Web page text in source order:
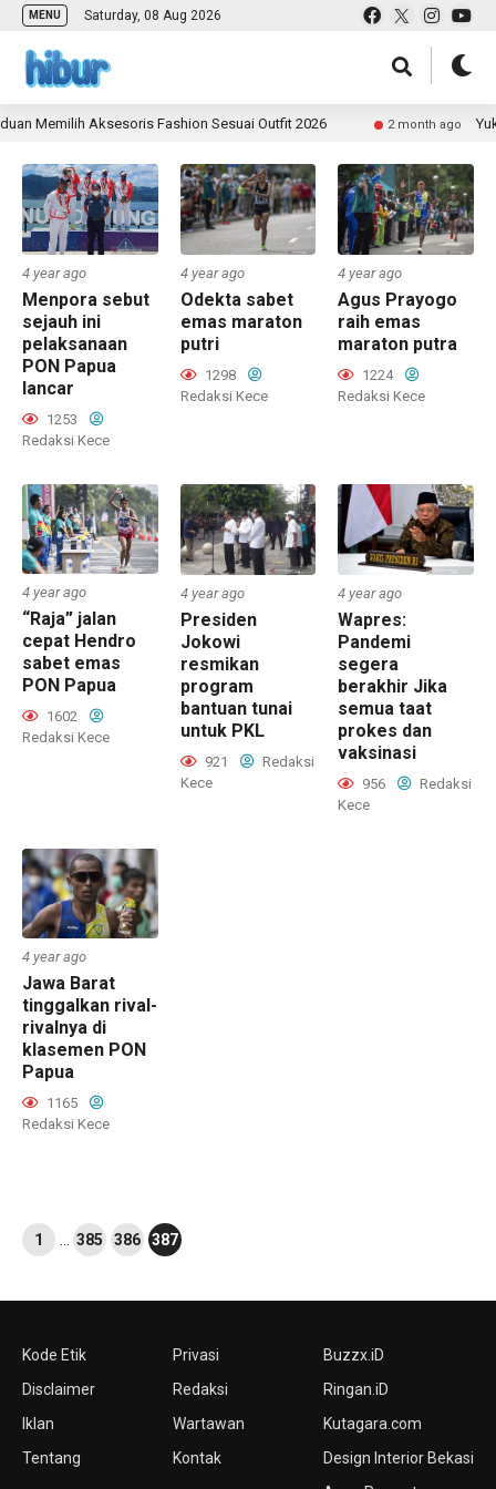
MENU Saturday, 08 Aug 2026
Memilih Aksesoris Fashion Sesuai Outfit 2026 2 month ago Yuk
4 year ago
Menpora sebut
sejauh ini
pelaksanaan
PON Papua
lancar
1253
Redaksi Kece
4 year ago
Odekta sabet
emas maraton
putri
1298
Redaksi Kece
4 year ago
Agus Prayogo
raih emas
maraton putra
1224
Redaksi Kece
4 year ago
“Raja” jalan
cepat Hendro
sabet emas
PON Papua
1602
Redaksi Kece
4 year ago
Presiden
Jokowi
resmikan
program
bantuan tunai
untuk PKL
921
Redaksi
Kece
4 year ago
Wapres:
Pandemi
segera
berakhir Jika
semua taat
prokes dan
vaksinasi
956
Redaksi
Kece
4 year ago
Jawa Barat
tinggalkan rival-
rivalnya di
klasemen PON
Papua
1165
Redaksi Kece
1 … 385 386 387
Kode Etik
Disclaimer
Iklan
Tentang
Privasi
Redaksi
Wartawan
Kontak
Buzzx.iD
Ringan.iD
Kutagara.com
Design Interior Bekasi